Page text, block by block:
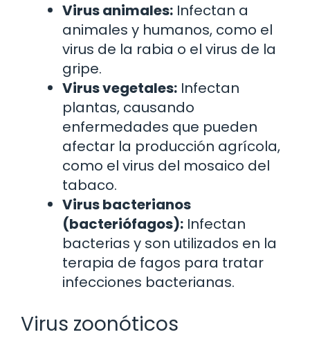
Virus animales: Infectan a
animales y humanos, como el
virus de la rabia o el virus de la
gripe.
Virus vegetales: Infectan
plantas, causando
enfermedades que pueden
afectar la producción agrícola,
como el virus del mosaico del
tabaco.
Virus bacterianos
(bacteriófagos): Infectan
bacterias y son utilizados en la
terapia de fagos para tratar
infecciones bacterianas.
Virus zoonóticos